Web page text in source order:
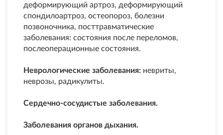
деформирующий артроз, деформирующий
спондилоартроз, остеопороз, болезни
позвоночника, посттравматические
заболевания: состояния после переломов,
послеоперационные состояния.
Неврологические заболевания: невриты,
неврозы, радикулиты.
Сердечно-сосудистые заболевания.
Заболевания органов дыхания.